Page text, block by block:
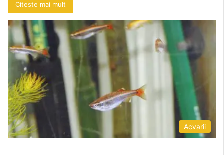
Citeste mai mult
Acvarii